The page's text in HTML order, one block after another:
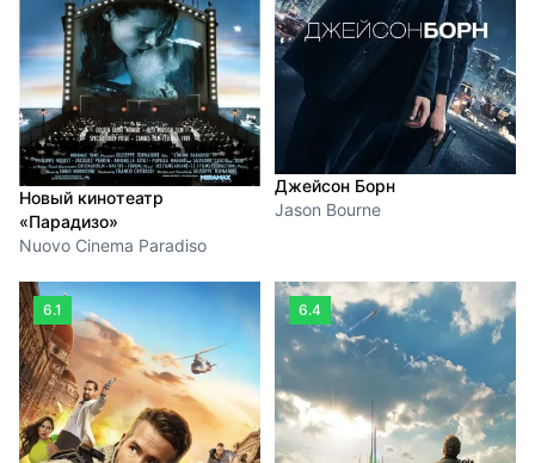
Новый кинотеатр
«Парадизо»
Nuovo Cinema Paradiso
Джейсон Борн
Jason Bourne
6.1 6.4